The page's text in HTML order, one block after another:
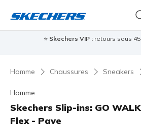
Skechers VIP :retours sous 45 jours
Homme Chaussures Sneakers
Homme
Skechers Slip-ins: GO
Flex - Pave